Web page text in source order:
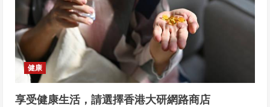
健康
享受健康生活，請選擇香港大研網路商店